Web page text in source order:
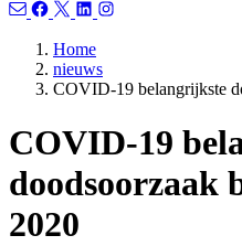
Home
nieuws
COVID-19 belangrijkste
COVID-19
doodsoorzaak
2020